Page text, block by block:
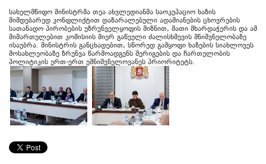
სახელმწიფო მინისტრმა თეა ახვლედიანმა საოკუპაციო ხაზის
მიმდებარედ კონფლიქტით დაზარალებული ადამიანების ცხოვრების
სათანადო პირობების უზრუნველყოფის მიზნით, მათი მხარდაჭერის და ამ
მიმართულებით კომისიის მიერ გაწეული ძალისხმევის მნიშვნელობაზე
ისაუბრა. მინისტრის განცხადებით, სწორედ გამყოფი ხაზების სიახლოვეს
მოსახლეობაზე ზრუნვა წარმოადგენს შერიგების და ჩართულობის
პოლიტიკის ერთ-ერთ უმნიშვნელოვანეს პრიორიტეტს.